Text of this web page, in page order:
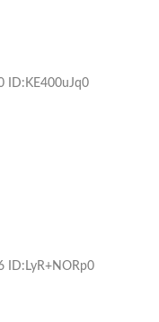
ID:KE400uJq0
ID:LyR+NORp0